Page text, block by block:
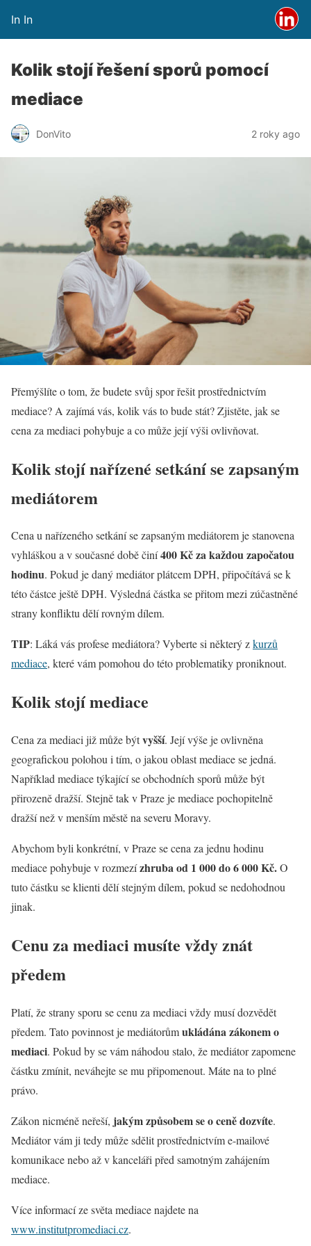
In In
Kolik stojí řešení sporů pomocí
mediace
DonVito 2 roky ago
Přemýšlíte o tom, že budete svůj spor řešit prostřednictvím
mediace? A zajímá vás, kolik vás to bude stát? Zjistěte, jak se
cena za mediaci pohybuje a co může její výši ovlivňovat.
Kolik stojí nařízené setkání se zapsaným
mediátorem
Cena u nařízeného setkání se zapsaným mediátorem je stanovena
vyhláškou a v současné době činí400 Kč za každou započatou
hodinu. Pokud je daný mediátor plátcem DPH, připočítává se k
této částce ještě DPH. Výsledná částka se přitom mezi zúčastněné
strany konfliktu dělí rovným dílem.
TIP: Láká vás profese mediátora? Vyberte si některý zkurzů
mediace, které vám pomohou do této problematiky proniknout.
Kolik stojí mediace
Cena za mediaci již může býtvyšší. Její výše je ovlivněna
geografickou polohou i tím, o jakou oblast mediace se jedná.
Například mediace týkající se obchodních sporů může být
přirozeně dražší. Stejně tak v Praze je mediace pochopitelně
dražší než v menším městě na severu Moravy.
Abychom byli konkrétní, v Praze se cena za jednu hodinu
mediace pohybuje v rozmezízhruba od 1 000 do 6 000 Kč.O
tuto částku se klienti dělí stejným dílem, pokud se nedohodnou
jinak.
Cenu za mediaci musíte vždy znát
předem
Platí, že strany sporu se cenu za mediaci vždy musí dozvědět
předem. Tato povinnost je mediátorůmukládána zákonem o
mediaci. Pokud by se vám náhodou stalo, že mediátor zapomene
částku zmínit, neváhejte se mu připomenout. Máte na to plné
právo.
Zákon nicméně neřeší, jakým způsobem se o ceně dozvíte.
Mediátor vám ji tedy může sdělit prostřednictvím e-mailové
komunikace nebo až v kanceláři před samotným zahájením
mediace.
Více informací ze světa mediace najdete na
www.institutpromediaci.cz.